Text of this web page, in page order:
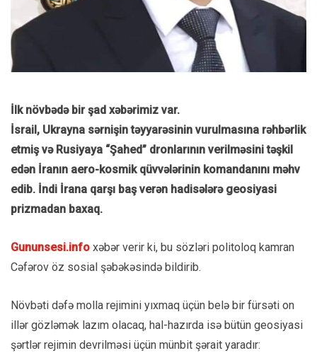
İlk növbədə bir şad xəbərimiz var.
İsrail, Ukrayna sərnişin təyyarəsinin vurulmasına rəhbərlik
etmiş və Rusiyaya “Şahed” dronlarının verilməsini təşkil
edən İranın aero-kosmik qüvvələrinin komandanını məhv
edib. İndi İrana qarşı baş verən hadisələrə geosiyasi
prizmadan baxaq.
Gununsesi.info xəbər verir ki, bu sözləri politoloq kamran
Cəfərov öz sosial şəbəkəsində bildirib.
Növbəti dəfə molla rejimini yıxmaq üçün belə bir fürsəti on
illər gözləmək lazım olacaq, hal-hazırda isə bütün geosiyasi
şərtlər rejimin devrilməsi üçün münbit şərait yaradır: